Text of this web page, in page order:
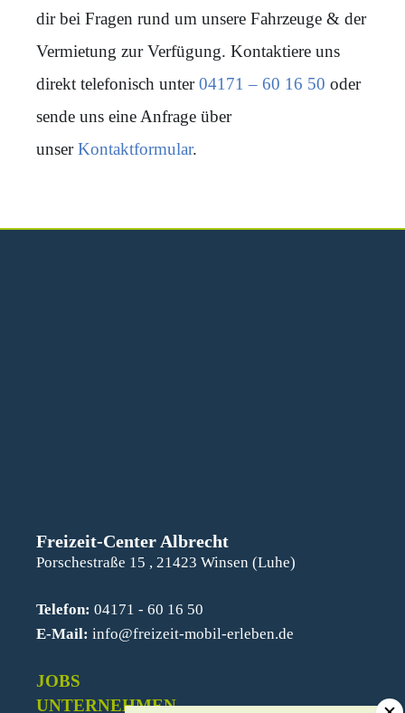
dir bei Fragen rund um unsere Fahrzeuge & der
Vermietung zur Verfügung. Kontaktiere uns
direkt telefonisch unter04171 – 60 16 50 oder
sende uns eine Anfrage über
unserKontaktformular.
Freizeit-Center Albrecht
Porschestraße 15 , 21423 Winsen (Luhe)
Telefon: 04171 - 60 16 50
E-Mail: info@freizeit-mobil-erleben.de
JOBS
UNTERNEHMEN